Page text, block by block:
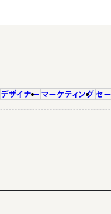
デザイナー マーケティング セ